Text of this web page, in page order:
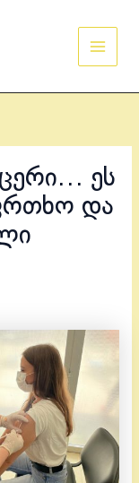
ეს
და